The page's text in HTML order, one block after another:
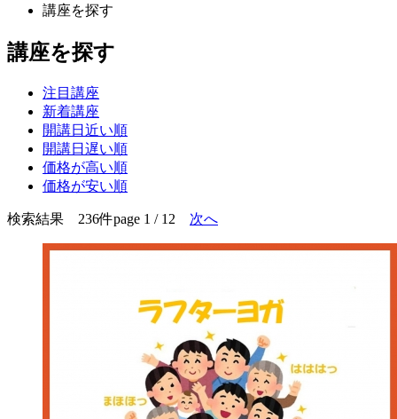
講座を探す
講座を探す
注目講座
新着講座
開講日近い順
開講日遅い順
価格が高い順
価格が安い順
検索結果 236件page 1 / 12 次へ